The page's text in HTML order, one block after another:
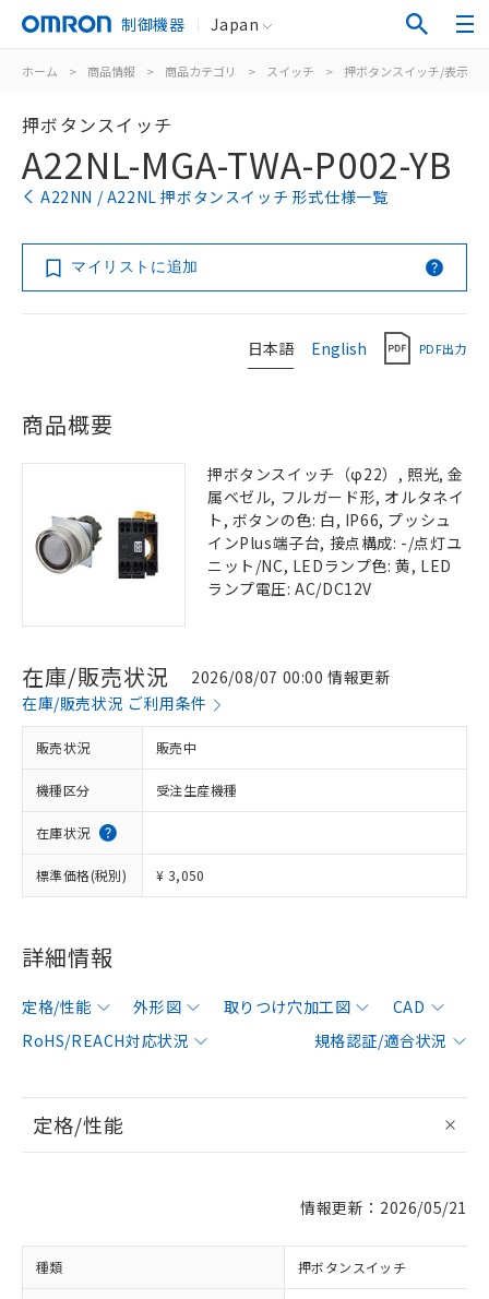
制御機器 Japan
ホーム > 商品情報 > 商品カテゴリ > スイッチ > 押ボタンスイッチ/表示灯
押ボタンスイッチ
A22NL-MGA-TWA-P002-YB
A22NN / A22NL 押ボタンスイッチ 形式仕様一覧
マイリストに追加
日本語 English PDF出力
商品概要
押ボタンスイッチ（φ22）, 照光, 金
属ベゼル, フルガード形, オルタネイ
ト, ボタンの色: 白, IP66, プッシュ
インPlus端子台, 接点構成: -/点灯ユ
ニット/NC, LEDランプ色: 黄, LED
ランプ電圧: AC/DC12V
在庫/販売状況
2026/08/07 00:00 情報更新
在庫/販売状況 ご利用条件
販売状況 販売中
機種区分 受注生産機種
在庫状況
標準価格(税別) ¥ 3,050
詳細情報
定格/性能 外形図 取りつけ穴加工図
CAD
RoHS/REACH対応状況
規格認証/適合状況
定格/性能
情報更新：2026/05/21
種類 押ボタンスイッチ